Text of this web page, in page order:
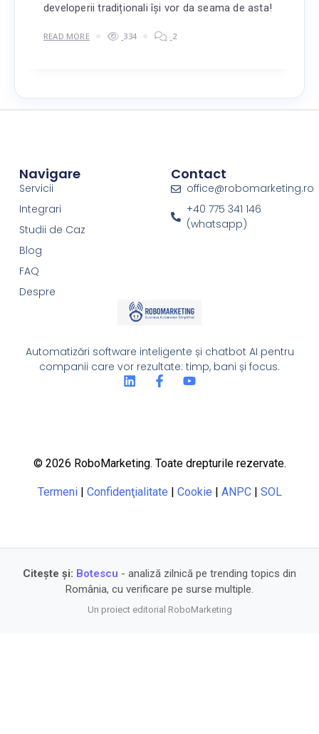
developerii tradiționali își vor da seama de asta!
READ MORE 334 2
Automatizări software inteligente și chatbot AI pentru
companii care vor rezultate: timp, bani și focus.
Navigare
Servicii
Integrari
Studii de Caz
Blog
FAQ
Despre
Contact
office@robomarketing.ro
+40 775 341 146
(whatsapp)
© 2026 RoboMarketing. Toate drepturile rezervate.
Termeni| Confidenţialitate Cookie ANPC| SOL
Citește și: Botescu - analiză zilnică pe trending topics din
România, cu verificare pe surse multiple.
Un proiect editorial RoboMarketing